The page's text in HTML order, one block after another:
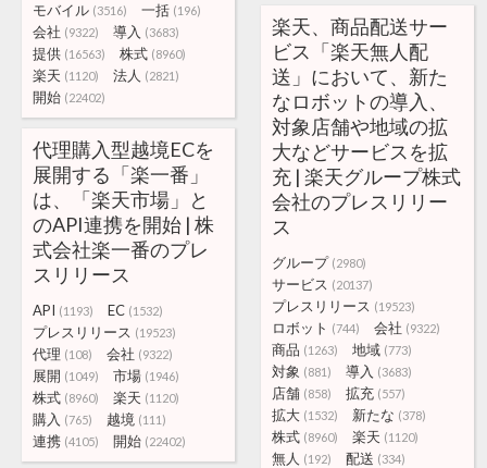
モバイル (3516) 一括 (196)
会社 (9322) 導入 (3683)
提供 (16563) 株式 (8960)
楽天 (1120) 法人 (2821)
開始 (22402)
楽天、商品配送サー
ビス「楽天無人配
送」において、新た
なロボットの導入、
対象店舗や地域の拡
大などサービスを拡
充 | 楽天グループ株式
会社のプレスリリー
ス
グループ (2980)
サービス (20137)
プレスリリース (19523)
ロボット (744) 会社 (9322)
商品 (1263) 地域 (773)
対象 (881) 導入 (3683)
店舗 (858) 拡充 (557)
拡大 (1532) 新たな (378)
株式 (8960) 楽天 (1120)
無人 (192) 配送 (334)
代理購入型越境ECを
展開する「楽一番」
は、「楽天市場」と
のAPI連携を開始 | 株
式会社楽一番のプレ
スリリース
API (1193) EC (1532)
プレスリリース (19523)
代理 (108) 会社 (9322)
展開 (1049) 市場 (1946)
株式 (8960) 楽天 (1120)
購入 (765) 越境 (111)
連携 (4105) 開始 (22402)